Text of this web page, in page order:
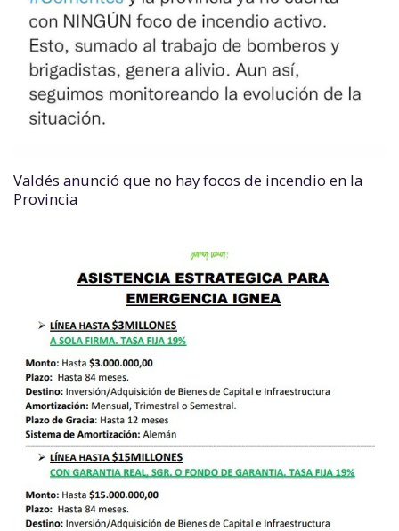
Valdés anunció que no hay focos de incendio en la
Provincia